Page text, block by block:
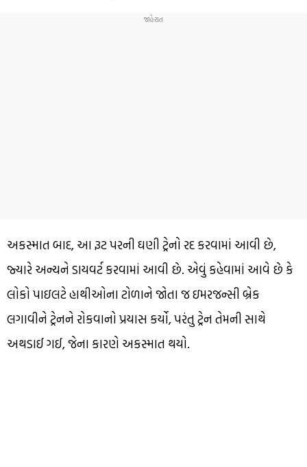
અકસ્માત બાદ, આ રૂટ પરની ઘણી ટ્રેનો રદ કરવામાં આવી છે,
જ્યારે અન્યને ડાયવર્ટ કરવામાં આવી છે. એવું કહેવામાં આવે છે કે
લોકો પાઇલટે હાથીઓના ટોળાને જોતા જ ઇમરજન્સી બ્રેક
લગાવીને ટ્રેનને રોકવાનો પ્રયાસ કર્યો, પરંતુ ટ્રેન તેમની સાથે
અથડાઈ ગઈ, જેના કારણે અકસ્માત થયો.